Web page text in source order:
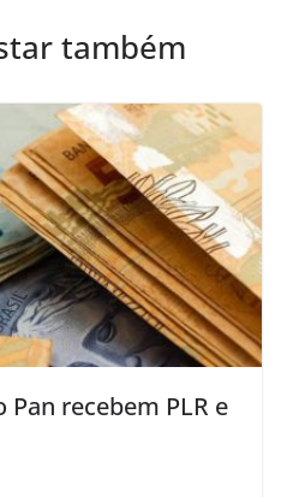
também
Pan recebem PLR e